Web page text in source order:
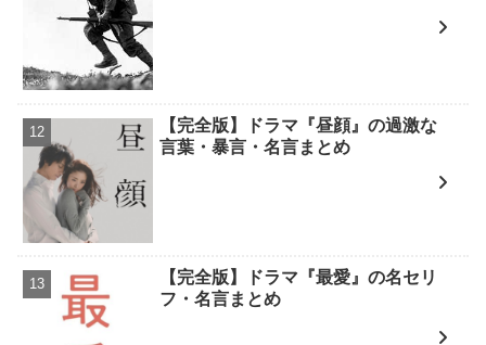
【完全版】ドラマ『昼顔』の過激な
言葉・暴言・名言まとめ
【完全版】ドラマ『最愛』の名セリ
フ・名言まとめ